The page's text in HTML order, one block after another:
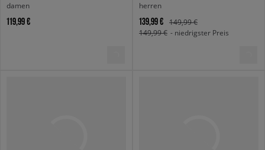
damen
119,99 €
herren
139,99 €
149,99 €
149,99 € - niedrigster Preis